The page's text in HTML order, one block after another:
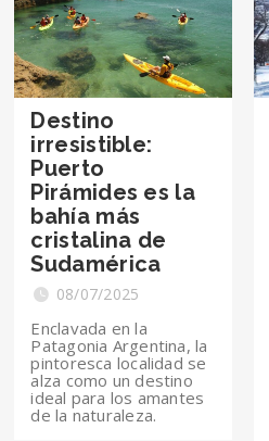
Destino
irresistible:
Puerto
Pirámides es la
bahía más
cristalina de
Sudamérica
08/07/2025
Enclavada en la
Patagonia Argentina, la
pintoresca localidad se
alza como un destino
ideal para los amantes
de la naturaleza.